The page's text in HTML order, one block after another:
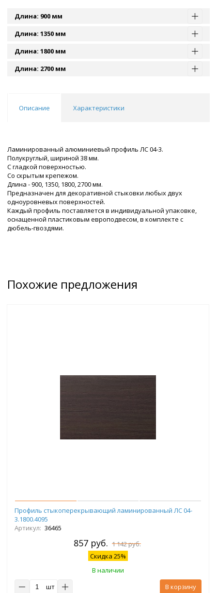
Длина: 900 мм
Длина: 1350 мм
Длина: 1800 мм
Длина: 2700 мм
Описание Характеристики
Ламинированный алюминиевый профиль ЛС 04-3.
Полукруглый, шириной 38 мм.
С гладкой поверхностью.
Со скрытым крепежом.
Длина - 900, 1350, 1800, 2700 мм.
Предназначен для декоративной стыковки любых двух
одноуровневых поверхностей.
Каждый профиль поставляется в индивидуальной упаковке,
оснащенной пластиковым европодвесом, в комплекте с
дюбель-гвоздями.
Похожие предложения
Профиль стыкоперекрывающий ламинированный ЛС 04-
3.1800.4095
Артикул: 36465
857 руб. 1 142 руб.
Скидка 25%
В наличии
шт
В корзину